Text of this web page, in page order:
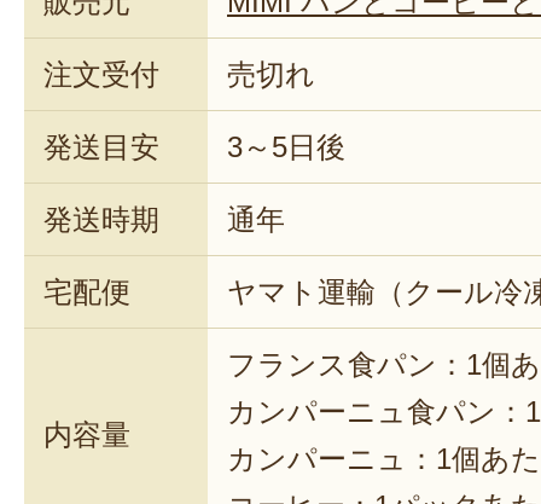
注文受付 売切れ
発送目安 3～5日後
発送時期 通年
宅配便 ヤマト運輸（クール冷
内容量
フランス食パン：1個
カンパーニュ食パン：
カンパーニュ：1個あ